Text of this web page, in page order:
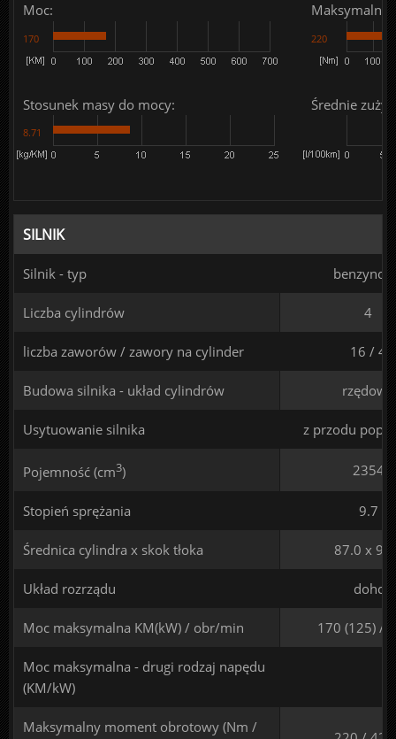
Moc:
170
Maksymalny
220
Stosunek masy do mocy:
8.71
Średnie
SILNIK
Silnik - typ
Liczba cylindrów 4
liczba zaworów / zawory na cylinder 16 / 4
Budowa silnika - układ cylindrów rzędowy
Usytuowanie silnika z przodu
Pojemność (cm3) 2354
Stopień sprężania 9.7
Średnica cylindra x skok tłoka 87.0 x
Układ rozrządu dohc
Moc maksymalna KM(kW) / obr/min 170 (125) /
Moc maksymalna - drugi rodzaj napędu
(KM/kW)
Maksymalny moment obrotowy (Nm /